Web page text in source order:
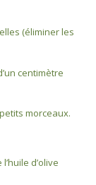
(éliminer les
centimètre
morceaux.
d’olive